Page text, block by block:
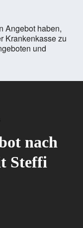
Angebot haben,
Krankenkasse zu
und
nach
Steffi